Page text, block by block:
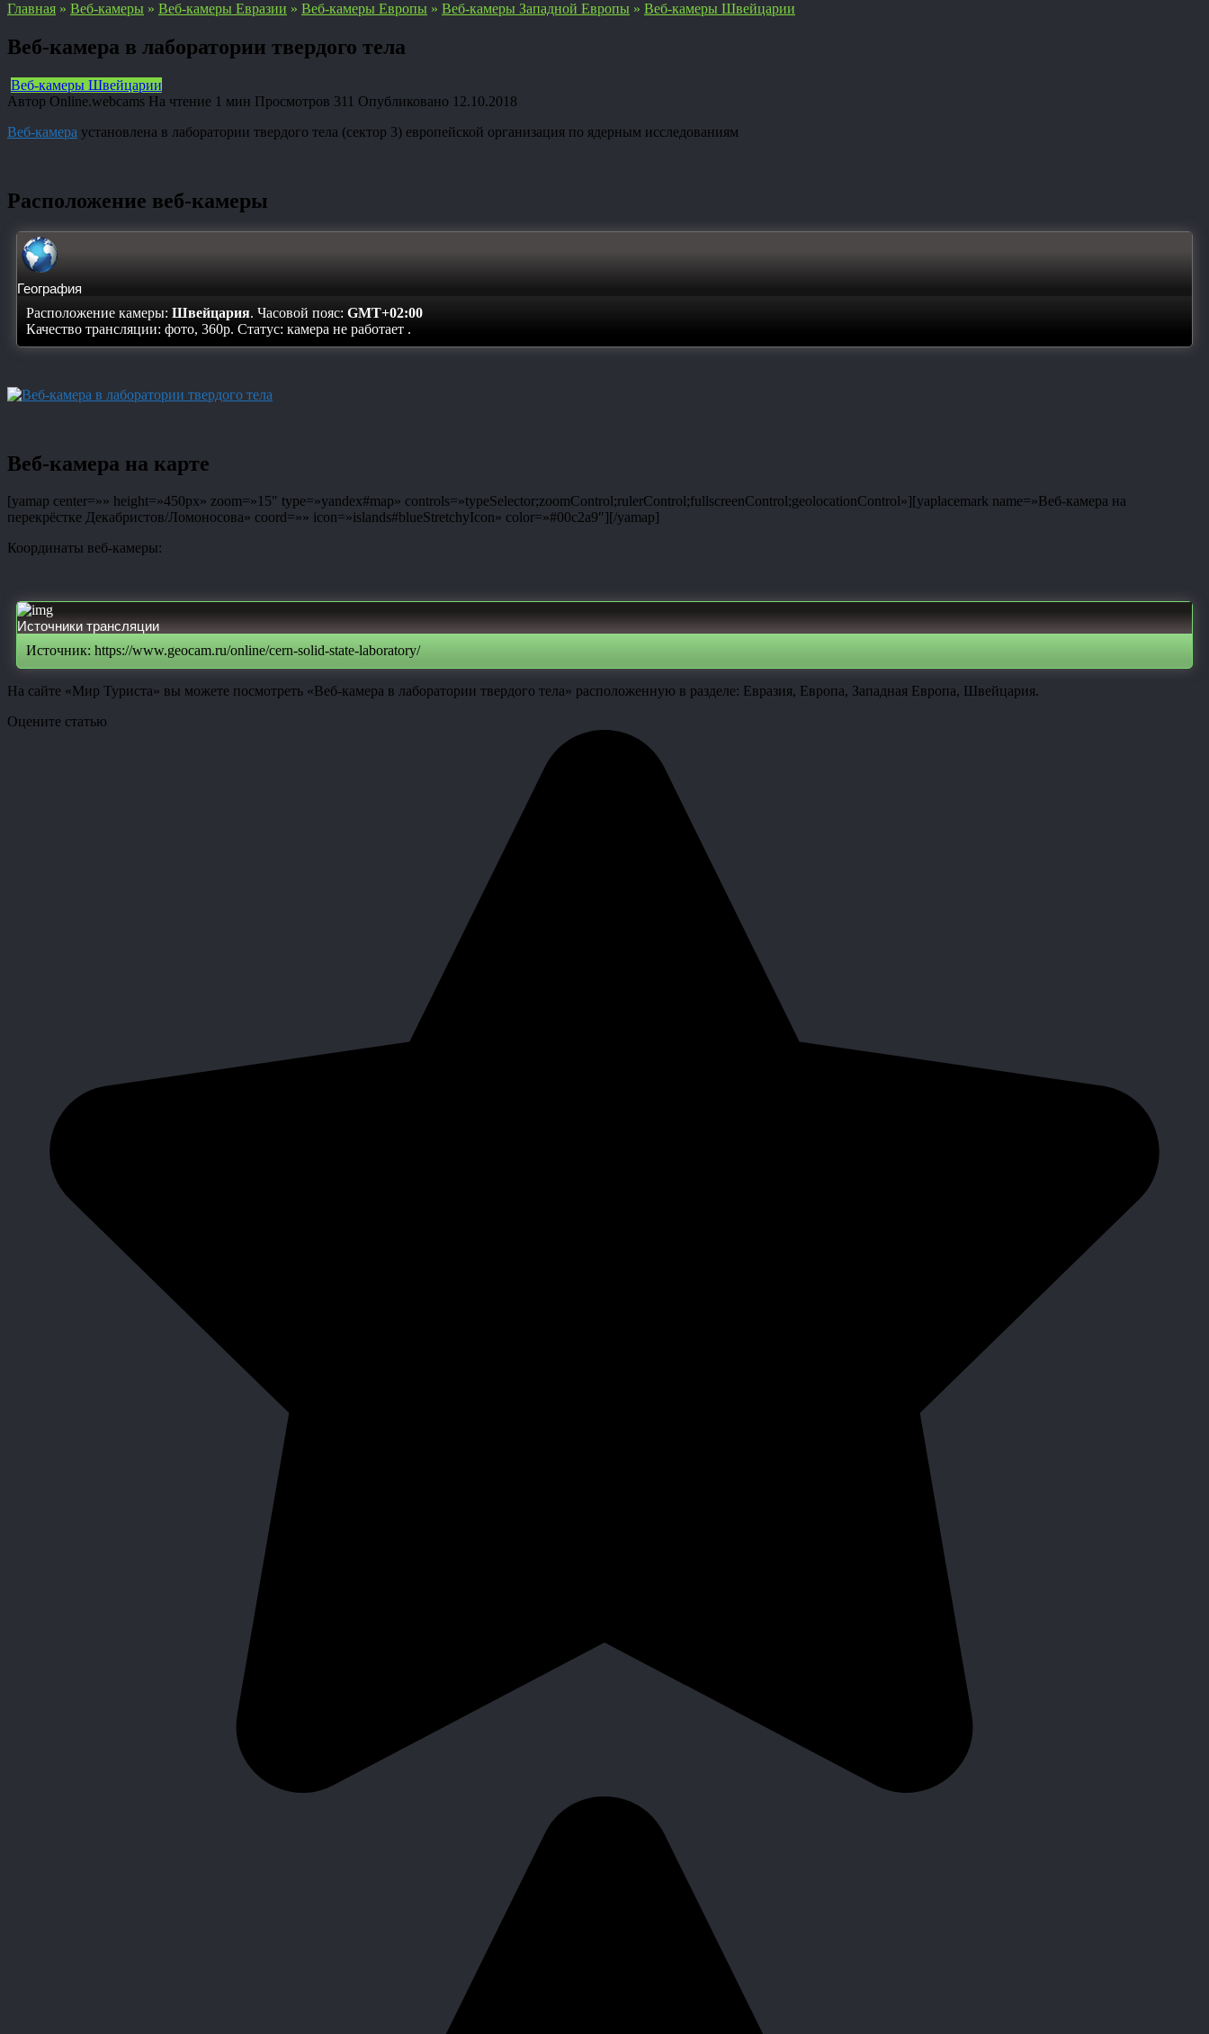
Главная » Веб-камеры » Веб-камеры Евразии » Веб-камеры Европы » Веб-камеры Западной Европы » Веб-камеры Швейцарии
Веб-камера в лаборатории твердого тела
Веб-камеры Швейцарии
Автор Online.webcams На чтение 1 мин Просмотров 311 Опубликовано 12.10.2018
Веб-камера установлена в лаборатории твердого тела (сектор 3) европейской организация по ядерным исследованиям
Расположение веб-камеры
География
Расположение камеры: Швейцария. Часовой пояс: GMT+02:00
Качество трансляции: фото, 360p. Статус: камера не работает .
Веб-камера на карте
[yamap center=»» height=»450px» zoom=»15″ type=»yandex#map» controls=»typeSelector;zoomControl;rulerControl;fullscreenControl;geolocationControl»][yaplacemark name=»Веб-камера на
перекрёстке Декабристов/Ломоносова» coord=»» icon=»islands#blueStretchyIcon» color=»#00c2a9″][/yamap]
Координаты веб-камеры:
Источники трансляции
Источник: https://www.geocam.ru/online/cern-solid-state-laboratory/
На сайте «Мир Туриста» вы можете посмотреть «Веб-камера в лаборатории твердого тела» расположенную в разделе: Евразия, Европа, Западная Европа, Швейцария.
Оцените статью